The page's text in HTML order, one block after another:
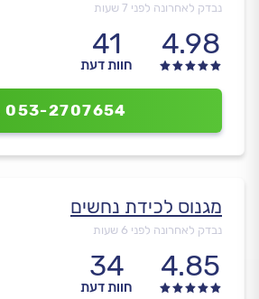
נבדק לאחרונה לפני 7 שעות
4.98
41
חוות דעת
053-2707654
מגנוס לכידת נחשים
נבדק לאחרונה לפני 6 שעות
4.85
34
חוות דעת